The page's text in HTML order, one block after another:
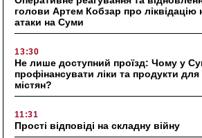
голови Артем Кобзар про ліквідацію
атаки на Суми
13:30
Не лише доступний проїзд: Чому у
профінансувати ліки та продукти
містян?
11:31
Прості відповіді на складну війну